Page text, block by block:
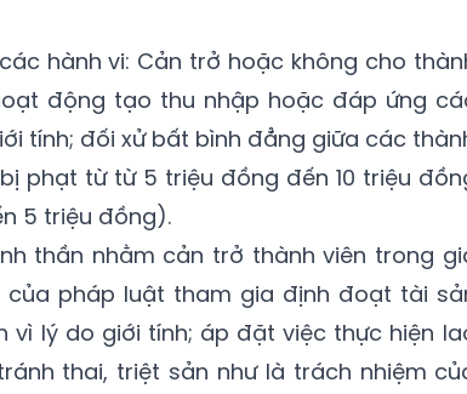
hành vi: Cản trở hoặc không cho
động tạo thu nhập hoặc đáp ứng
tính; đối xử bất bình đẳng giữa các
phạt từ từ 5 triệu đồng đến 10 triệu
5 triệu đồng).
thần nhằm cản trở thành viên trong
pháp luật tham gia định đoạt tài
vì lý do giới tính; áp đặt việc thực hiện
thai, triệt sản như là trách nhiệm